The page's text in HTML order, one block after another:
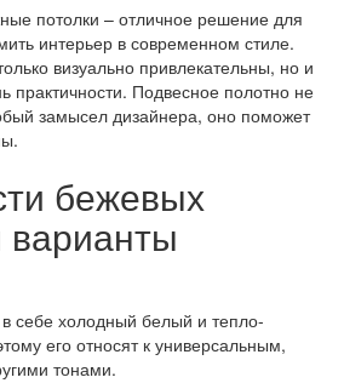
потолки – отличное решение для
интерьер в современном стиле.
визуально привлекательны, но и
практичности. Подвесное полотно не
замысел дизайнера, оно поможет
бежевых
варианты
себе холодный белый и тепло-
его относят к универсальным,
тонами.